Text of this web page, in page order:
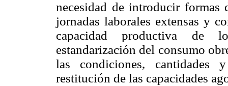
necesidad de introducir
jornadas laborales extensas y
capacidad productiva de
estandarización del consumo
las condiciones, cantidades
restitución de las capacidades